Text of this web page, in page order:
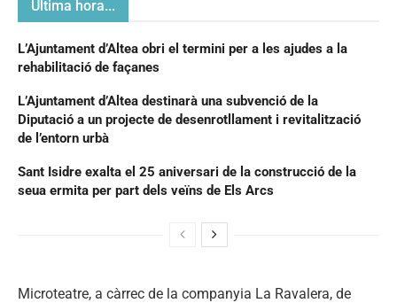
Última hora...
L’Ajuntament d’Altea obri el termini per a les ajudes a la
rehabilitació de façanes
L’Ajuntament d’Altea destinarà una subvenció de la
Diputació a un projecte de desenrotllament i revitalització
de l’entorn urbà
Sant Isidre exalta el 25 aniversari de la construcció de la
seua ermita per part dels veïns de Els Arcs
Microteatre, a càrrec de la companyia La Ravalera, de